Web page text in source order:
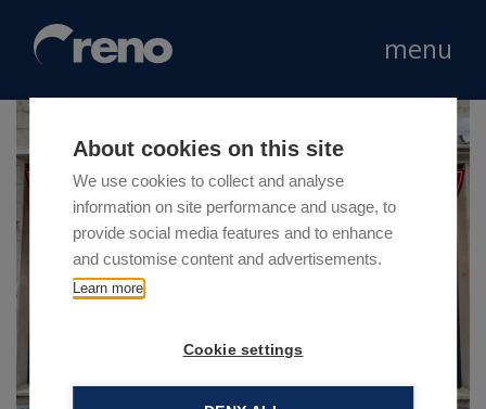
About cookies on this site
We use cookies to collect and analyse
information on site performance and usage, to
provide social media features and to enhance
and customise content and advertisements.
Learn more
Cookie settings
menu